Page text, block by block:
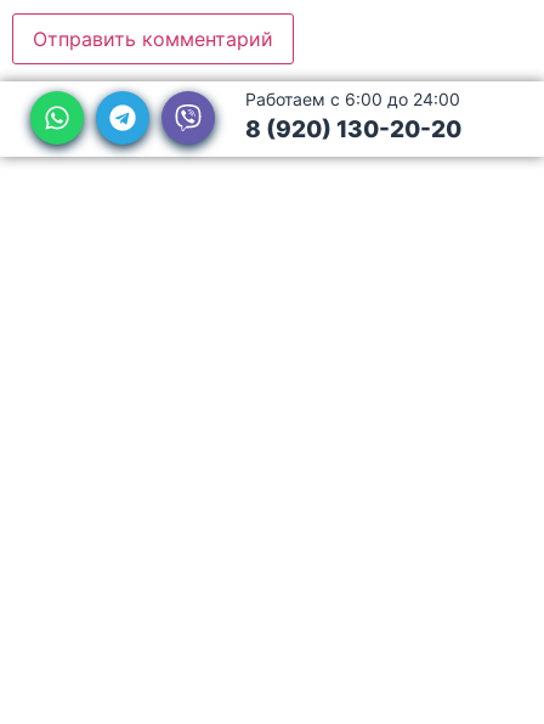
Работаем с 6:00 до 24:00
8 (920) 130-20-20